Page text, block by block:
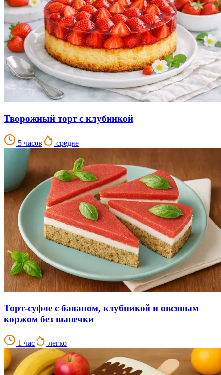
Творожный торт с клубникой
5 часов средне
Торт-суфле с бананом, клубникой и овсяным
коржом без выпечки
1 час легко